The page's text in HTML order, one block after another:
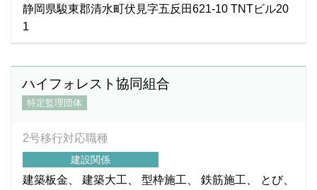
静岡県駿東郡清水町伏見字五反田621-10 TNTビル20
1
ハイフォレスト協同組合
特定監理団体
2号移行対応職種
建設関係
建築板金 建築大工 型枠施工 鉄筋施工
とび